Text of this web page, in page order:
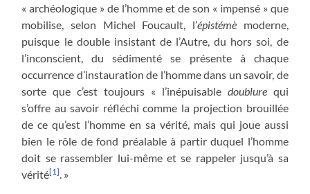
« archéologique » de l’homme et de son « impensé » que
mobilise, selon Michel Foucault, l’épistémèmoderne,
puisque le double insistant de l’Autre, du hors soi, de
l’inconscient, du sédimenté se présente à chaque
occurrence d’instauration de l’homme dans un savoir, de
sorte que c’est toujours « l’inépuisable doublurequi
s’offre au savoir réfléchi comme la projection brouillée
de ce qu’est l’homme en sa vérité, mais qui joue aussi
bien le rôle de fond préalable à partir duquel l’homme
doit se rassembler lui-même et se rappeler jusqu’à sa
vérité[1] . »